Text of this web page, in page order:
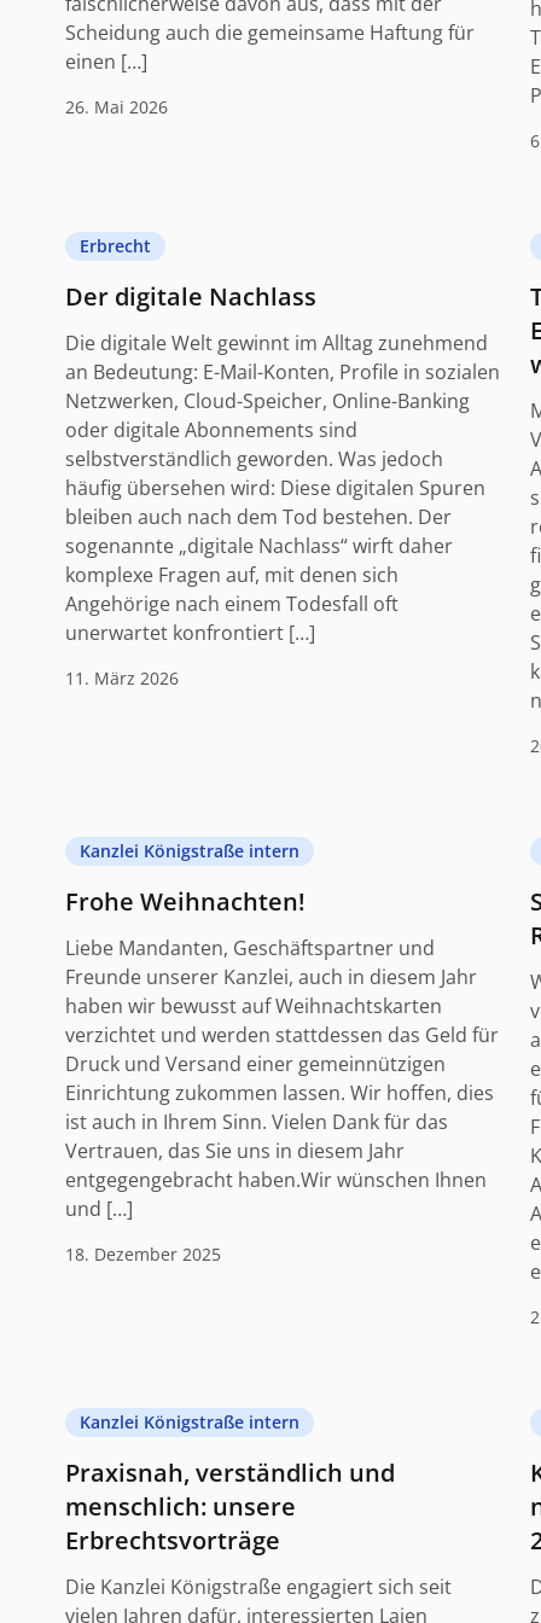
Scheidung auch die gemeinsame Haftung für
einen […]
26. Mai 2026
Erbrecht
Der digitale Nachlass
Die digitale Welt gewinnt im Alltag zunehmend
an Bedeutung: E-Mail-Konten, Profile in sozialen
Netzwerken, Cloud-Speicher, Online-Banking
oder digitale Abonnements sind
selbstverständlich geworden. Was jedoch
häufig übersehen wird: Diese digitalen Spuren
bleiben auch nach dem Tod bestehen. Der
sogenannte „digitale Nachlass“ wirft daher
komplexe Fragen auf, mit denen sich
Angehörige nach einem Todesfall oft
unerwartet konfrontiert […]
11. März 2026
Kanzlei Königstraße intern
Frohe Weihnachten!
Liebe Mandanten, Geschäftspartner und
Freunde unserer Kanzlei, auch in diesem Jahr
haben wir bewusst auf Weihnachtskarten
verzichtet und werden stattdessen das Geld für
Druck und Versand einer gemeinnützigen
Einrichtung zukommen lassen. Wir hoffen, dies
ist auch in Ihrem Sinn. Vielen Dank für das
Vertrauen, das Sie uns in diesem Jahr
entgegengebracht haben.Wir wünschen Ihnen
und […]
18. Dezember 2025
Kanzlei Königstraße intern
Praxisnah, verständlich und
menschlich: unsere
Erbrechtsvorträge
Die Kanzlei Königstraße engagiert sich seit
vielen Jahren dafür, interessierten Laien